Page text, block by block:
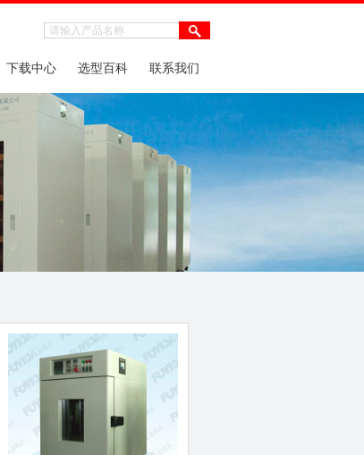
下载中心 选型百科 联系我们